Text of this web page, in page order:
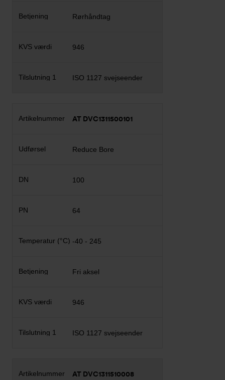
Rørhåndtag
946
ISO 1127 svejseender
AT DVC1311500101
Reduce Bore
100
64
-40 - 245
Fri aksel
946
ISO 1127 svejseender
AT DVC1311510008